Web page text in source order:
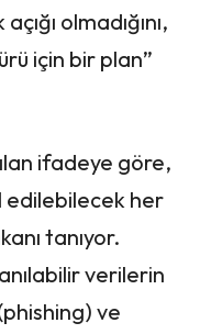
olmadığını,
için bir plan”
ifadeye göre,
edilebilecek her
tanıyor.
verilerin
ve